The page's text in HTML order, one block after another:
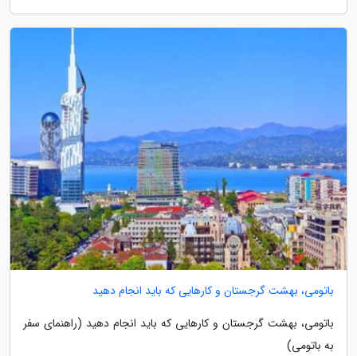
باتومی، بهشت گرجستان و کارهایی که باید انجام دهید
باتومی، بهشت گرجستان و کارهایی که باید انجام دهید (راهنمای سفر
به باتومی)